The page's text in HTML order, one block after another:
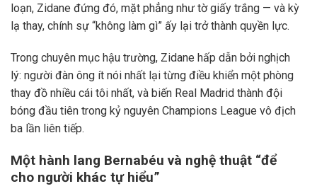
loạn, Zidane đứng đó, mặt phẳng như tờ giấy trắng — và kỳ
lạ thay, chính sự “không làm gì” ấy lại trở thành quyền lực.
Trong chuyên mục hậu trường, Zidane hấp dẫn bởi nghịch
lý: người đàn ông ít nói nhất lại từng điều khiển một phòng
thay đồ nhiều cái tôi nhất, và biến Real Madrid thành đội
bóng đầu tiên trong kỷ nguyên Champions League vô địch
ba lần liên tiếp.
Một hành lang Bernabéu và nghệ thuật “để
cho người khác tự hiểu”